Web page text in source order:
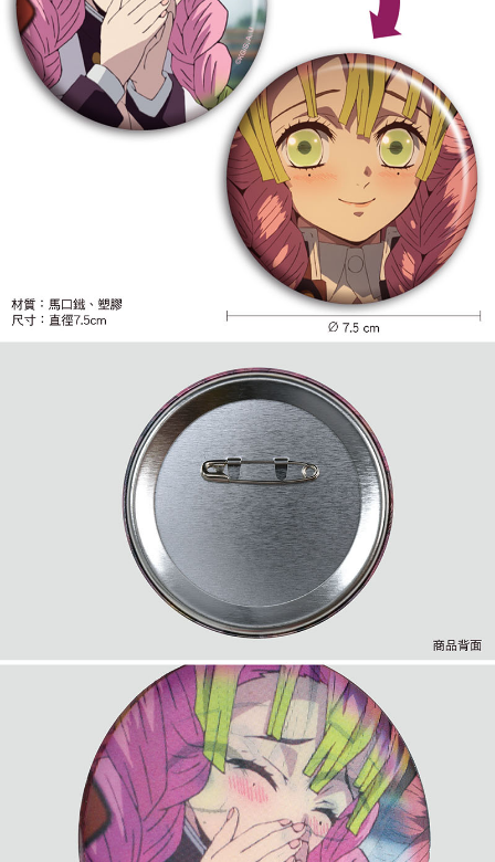
(不開放使用，請勿選取）
配送毎にNT$9,999
7-11取貨付款
配送毎にNT$65、NT$1,300以上で送料無料
配送毎にNT$65、NT$1,300以上で送料無料
配送毎にNT$100、NT$1,300以上で送料無料
宅配-離島(澎湖/金門/馬祖)-木棉花樂園專用
配送毎にNT$220